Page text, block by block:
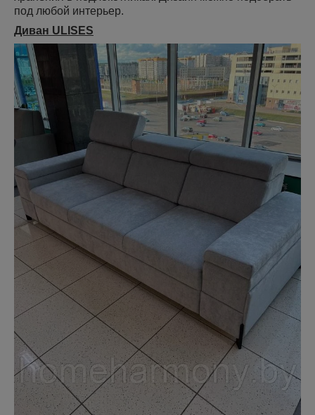
под любой интерьер.
Диван ULISES